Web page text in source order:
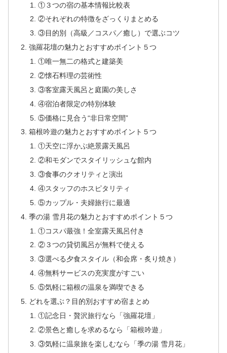
①３つの宿の基本情報比較表
②それぞれの特徴をざっくりまとめる
③目的別（高級／コスパ／癒し）で選ぶコツ
強羅花壇の魅力とおすすめポイント５つ
①唯一無二の格式と建築美
②懐石料理の芸術性
③客室露天風呂と庭園の美しさ
④宿泊者限定の特別体験
⑤価格に見合う“非日常空間”
箱根吟遊の魅力とおすすめポイント５つ
①天空に浮かぶ絶景露天風呂
②和モダンでスタイリッシュな館内
③食事のクオリティと演出
④スタッフのホスピタリティ
⑤カップル・夫婦旅行に最適
季の湯 雪月花の魅力とおすすめポイント５つ
①コスパ最強！全室露天風呂付き
②３つの貸切風呂が無料で使える
③選べる夕食スタイル（和会席・炙り焼き）
④無料サービスの充実度がすごい
⑤気軽に箱根の温泉を満喫できる
どれを選ぶ？目的別おすすめ宿まとめ
①記念日・贅沢旅行なら「強羅花壇」
②景色と癒しを求めるなら「箱根吟遊」
③気軽に温泉旅を楽しむなら「季の湯 雪月花」